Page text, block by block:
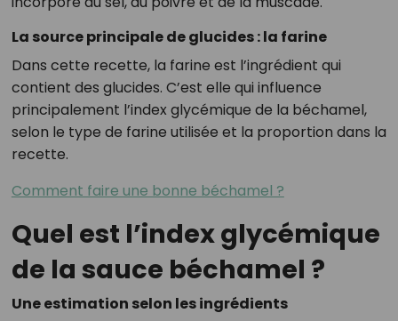
La source principale de glucides : la farine
Dans cette recette, la farine est l’ingrédient qui
contient des glucides. C’est elle qui influence
principalement l’index glycémique de la béchamel,
selon le type de farine utilisée et la proportion dans la
recette.
Comment faire une bonne béchamel ?
Quel est l’index glycémique
de la sauce béchamel ?
Une estimation selon les ingrédients